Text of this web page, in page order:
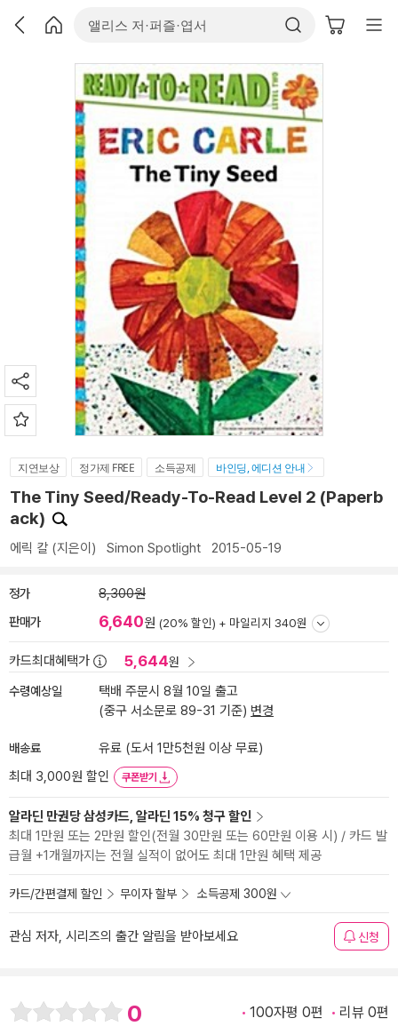
지연보상 정가제 FREE 소득공제 바인딩, 에디션 안내
The Tiny Seed/Ready-To-Read Level 2 (Paperb
ack)
에릭 칼 (지은이) Simon Spotlight 2015-05-19
정가 8,300원
판매가 6,640원 (20% 할인) + 마일리지 340원
카드최대혜택가 5,644원
수령예상일
택배 주문시 8월 10일 출고
(중구 서소문로 89-31 기준) 변경
배송료
유료 (도서 1만5천원 이상 무료)
최대 3,000원 할인
쿠폰받기
알라딘 만권당 삼성카드, 알라딘 15% 청구 할인
최대 1만원 또는 2만원 할인(전월 30만원 또는 60만원 이용 시) / 카드 발
급월 +1개월까지는 전월 실적이 없어도 최대 1만원 혜택 제공
카드/간편결제 할인 무이자 할부 소득공제 300원
관심 저자, 시리즈의 출간 알림을 받아보세요 신청
0 100자평 0편 리뷰 0편